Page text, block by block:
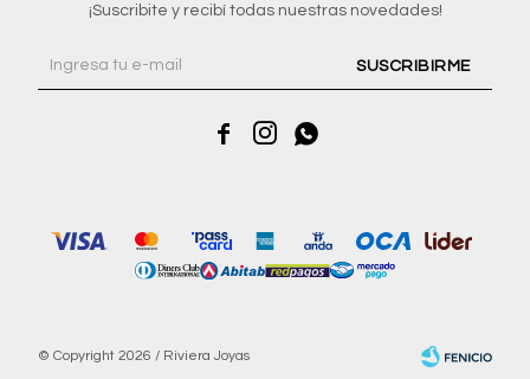
¡Suscribite y recibí todas nuestras novedades!
SUSCRIBIRME
  
© Copyright 2026 / Riviera Joyas